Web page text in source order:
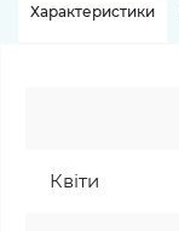
Характеристики
Квіти